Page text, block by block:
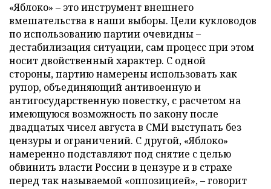
«Яблоко» – это инструмент внешнего
вмешательства в наши выборы. Цели кукловодов
по использованию партии очевидны –
дестабилизация ситуации, сам процесс при этом
носит двойственный характер. С одной
стороны, партию намерены использовать как
рупор, объединяющий антивоенную и
антигосударственную повестку, с расчетом на
имеющуюся возможность по закону после
двадцатых чисел августа в СМИ выступать без
цензуры и ограничений. С другой, «Яблоко»
намеренно подставляют под снятие с целью
обвинить власти России в цензуре и в страхе
перед так называемой «оппозицией», – говорит